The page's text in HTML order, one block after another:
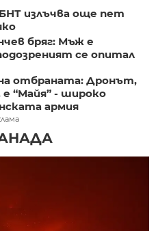
излъчва още пет
бряг: Мъж е
се опитал
отбраната: Дронът,
е “Майя” - широко
армия